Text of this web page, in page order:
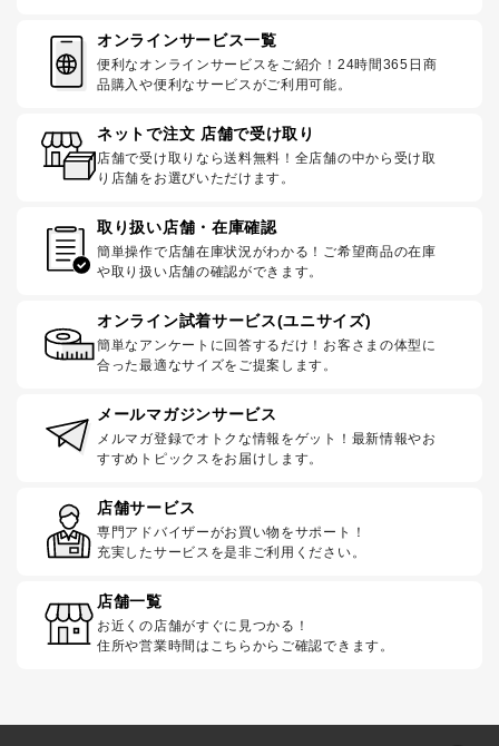
オンラインサービス一覧
便利なオンラインサービスをご紹介！24時間365日商
品購入や便利なサービスがご利用可能。
ネットで注文 店舗で受け取り
店舗で受け取りなら送料無料！全店舗の中から受け取
り店舗をお選びいただけます。
取り扱い店舗・在庫確認
簡単操作で店舗在庫状況がわかる！ご希望商品の在庫
や取り扱い店舗の確認ができます。
オンライン試着サービス(ユニサイズ)
簡単なアンケートに回答するだけ！お客さまの体型に
合った最適なサイズをご提案します。
メールマガジンサービス
メルマガ登録でオトクな情報をゲット！最新情報やお
すすめトピックスをお届けします。
店舗サービス
専門アドバイザーがお買い物をサポート！
充実したサービスを是非ご利用ください。
店舗一覧
お近くの店舗がすぐに見つかる！
住所や営業時間はこちらからご確認できます。